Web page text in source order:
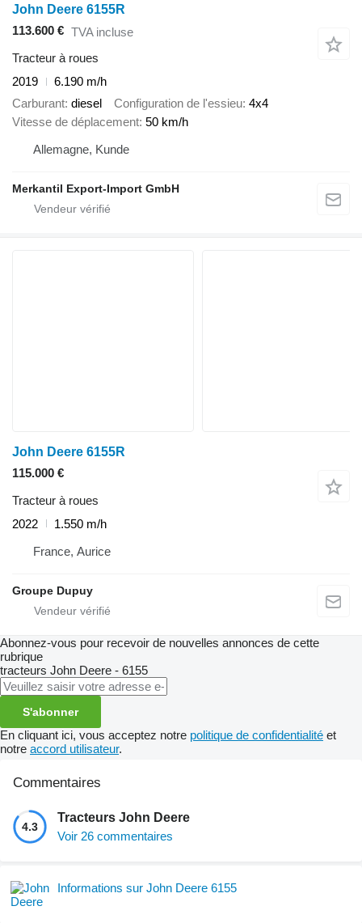
John Deere 6155R
113.600 € TVA incluse
Tracteur à roues
2019
6.190 m/h
Carburant diesel Configuration de l'essieu 4x4
Vitesse de déplacement 50 km/h
Allemagne, Kunde
Merkantil Export-Import GmbH
John Deere 6155R
115.000 €
Tracteur à roues
2022
1.550 m/h
France, Aurice
Groupe Dupuy
Abonnez-vous pour recevoir de nouvelles annonces de cette
rubrique
tracteurs John Deere - 6155
S'abonner
En cliquant ici, vous acceptez notre politique de confidentialité et
notre accord utilisateur.
Commentaires
4.3
Tracteurs John Deere
Voir 26 commentaires
Informations sur John Deere 6155